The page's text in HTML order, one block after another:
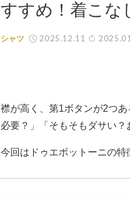
すすめ！着こな
シャツ 2025.12.11
襟が高く、第1ボタンが2つ
必要？」「そもそもダサい
今回はドゥエボットーニの特